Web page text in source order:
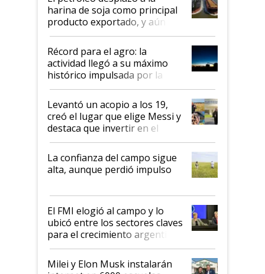
harina de soja como principal
producto exportado, y aún así
el agro aportó casi seis de cada
diez dólares y sostuvo el
liderazgo en un semestre
récord
Récord para el agro: la
actividad llegó a su máximo
histórico impulsada por la
cosecha y las exportaciones
Levantó un acopio a los 19,
creó el lugar que elige Messi y
destaca que invertir en el
kirchnerismo era como "darle
plata a un hijo para droga":
Juan Félix Rossetti, el libertario
que de una dura crisis salió
de Milei
La confianza del campo sigue
alta, aunque perdió impulso
El FMI elogió al campo y lo
ubicó entre los sectores claves
para el crecimiento argentino
Milei y Elon Musk instalarán